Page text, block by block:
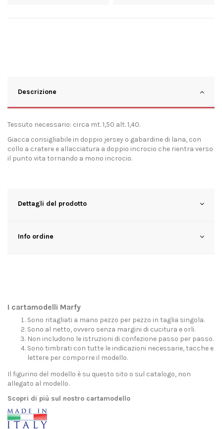
Descrizione
Tessuto necessario: circa mt. 1,50 alt. 1,40.
Giacca consigliabile in doppio jersey o gabardine di lana, con
collo a cratere e allacciatura a doppio incrocio che rientra verso
il punto vita tornando a mono incrocio.
Dettagli del prodotto
Info ordine
I cartamodelli Marfy
Sono ritagliati a mano pezzo per pezzo in taglia singola.
Sono al netto, ovvero senza margini di cucitura e orli.
Non includono le istruzioni di confezione passo per passo.
Sono timbrati con tutte le indicazioni necessarie, tacche e
lettere per comporre il modello.
Il figurino del modello è su questo sito o sul catalogo, non
allegato al modello.
Scopri di più sul nostro cartamodello